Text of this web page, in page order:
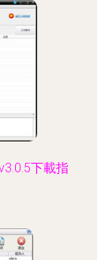
下載指